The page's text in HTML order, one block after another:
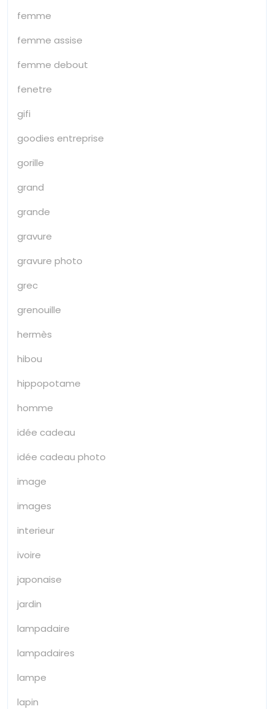
femme
femme assise
femme debout
fenetre
gifi
goodies entreprise
gorille
grand
grande
gravure
gravure photo
grec
grenouille
hermès
hibou
hippopotame
homme
idée cadeau
idée cadeau photo
image
images
interieur
ivoire
japonaise
jardin
lampadaire
lampadaires
lampe
lapin